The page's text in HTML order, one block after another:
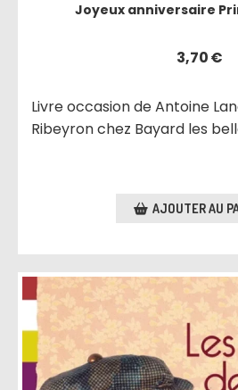
Joyeux anniversaire
3,70€
Livre occasion de Antoine
Ribeyron chez Bayard les
AJOUTER AU